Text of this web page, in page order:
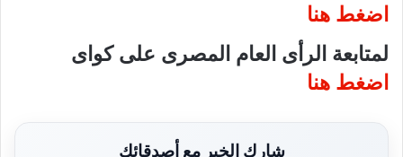
اضغط هنا
لمتابعة الرأى العام المصرى على كواى
اضغط هنا
شارك الخبر مع أصدقائك